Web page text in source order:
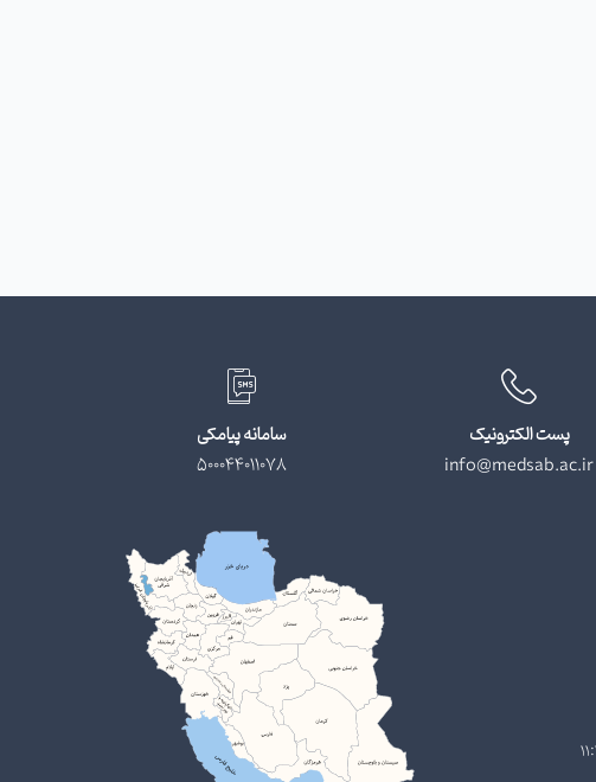
پست الکترونیک
info@medsab.ac.ir
سامانه پیامکی
500044011078